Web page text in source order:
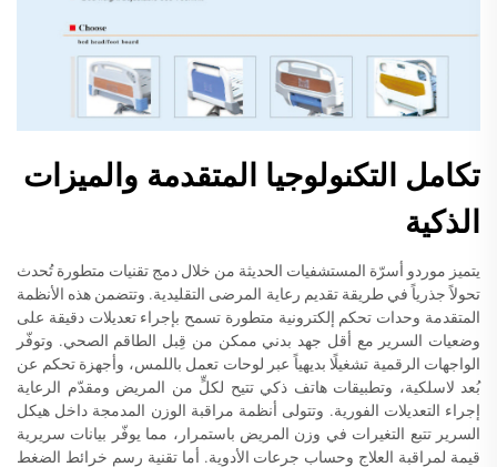
تكامل التكنولوجيا المتقدمة والميزات
الذكية
يتميز موردو أسرّة المستشفيات الحديثة من خلال دمج تقنيات متطورة تُحدث
تحولاً جذرياً في طريقة تقديم رعاية المرضى التقليدية. وتتضمن هذه الأنظمة
المتقدمة وحدات تحكم إلكترونية متطورة تسمح بإجراء تعديلات دقيقة على
وضعيات السرير مع أقل جهد بدني ممكن من قِبل الطاقم الصحي. وتوفّر
الواجهات الرقمية تشغيلًا بديهياً عبر لوحات تعمل باللمس، وأجهزة تحكم عن
بُعد لاسلكية، وتطبيقات هاتف ذكي تتيح لكلٍّ من المريض ومقدّم الرعاية
إجراء التعديلات الفورية. وتتولى أنظمة مراقبة الوزن المدمجة داخل هيكل
السرير تتبع التغيرات في وزن المريض باستمرار، مما يوفّر بيانات سريرية
قيمة لمراقبة العلاج وحساب جرعات الأدوية. أما تقنية رسم خرائط الضغط